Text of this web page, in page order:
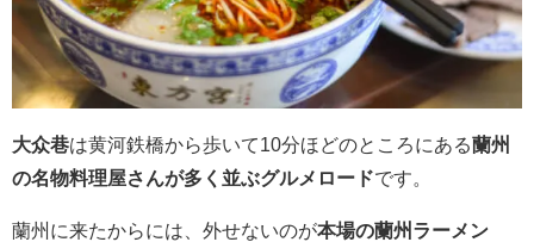
大众巷は黄河鉄橋から歩いて10分ほどのところにある蘭州
の名物料理屋さんが多く並ぶグルメロードです。
蘭州に来たからには、外せないのが本場の蘭州ラーメン